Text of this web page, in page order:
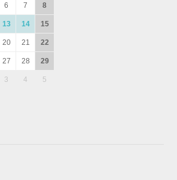
6 7 8
13 14 15
20 21 22
27 28 29
3 4 5